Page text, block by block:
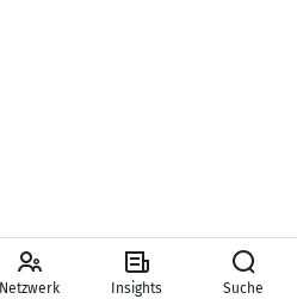
Netzwerk Insights Suche